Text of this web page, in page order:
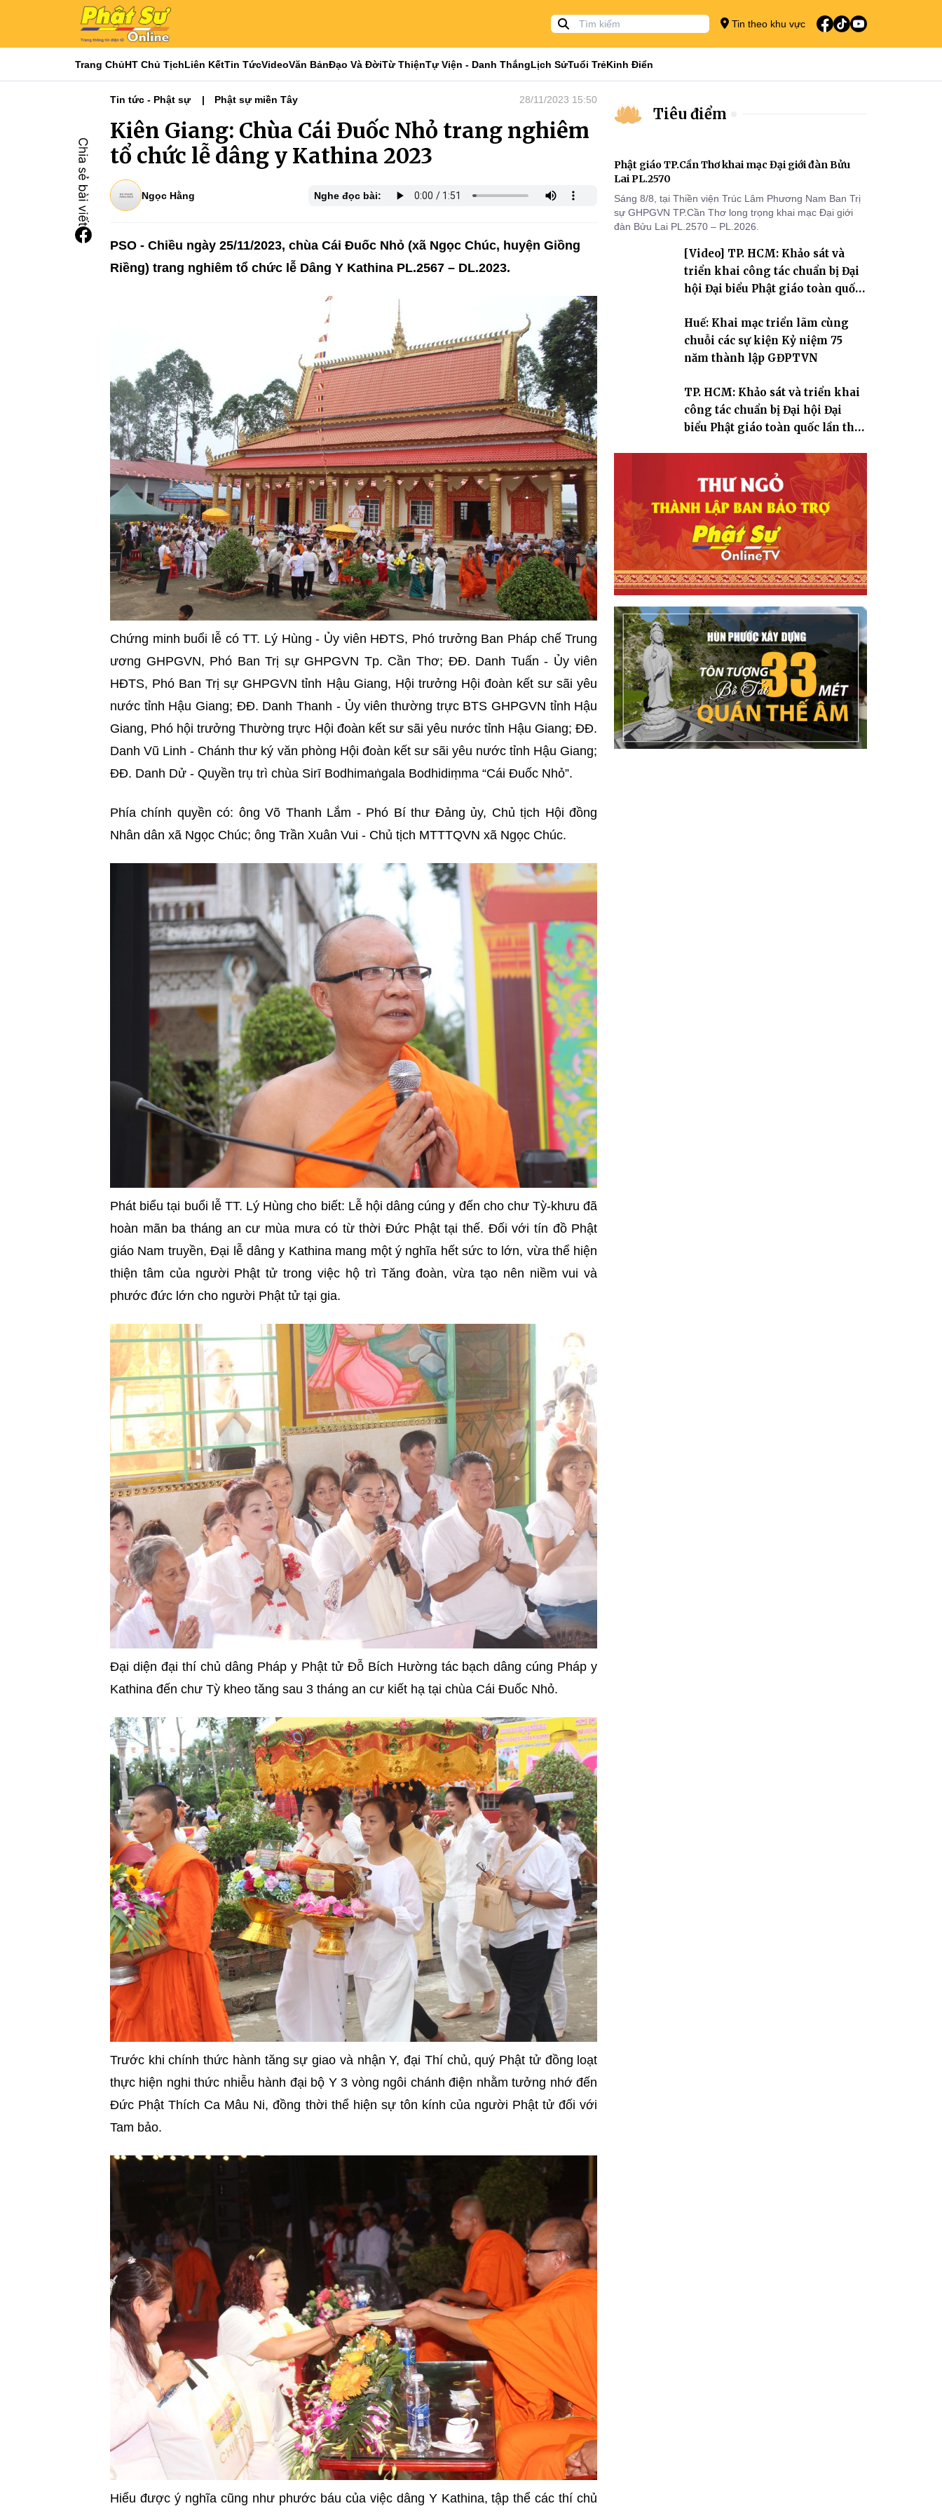
Tin theo khu vực
Trang ChủHT Chủ TịchLiên KếtTin TứcVideoVăn BảnĐạo Và ĐờiTừ ThiệnTự Viện - Danh ThắngLịch SửTuổi TrẻKinh Điển
Tin tức - Phật sự Phật sự miền Tây 28/11/2023 15:50
Kiên Giang: Chùa Cái Đuốc Nhỏ trang nghiêm
tổ chức lễ dâng y Kathina 2023
Ngọc Hằng Nghe đọc bài:
PSO - Chiều ngày 25/11/2023, chùa Cái Đuốc Nhỏ (xã Ngọc Chúc, huyện Giồng
Riềng) trang nghiêm tổ chức lễ Dâng Y Kathina PL.2567 – DL.2023.
Chứng minh buổi lễ cóTT. Lý Hùng - Ủy viên HĐTS, Phó trưởng Ban Pháp chế Trung
ương GHPGVN, Phó Ban Trị sự GHPGVN Tp. Cần Thơ; ĐĐ. Danh Tuấn - Ủy viên
HĐTS, Phó Ban Trị sự GHPGVN tỉnh Hậu Giang, Hội trưởng Hội đoàn kết sư sãi yêu
nước tỉnh Hậu Giang; ĐĐ. Danh Thanh - Ủy viên thường trực BTS GHPGVN tỉnh Hậu
Giang, Phó hội trưởng Thường trực Hội đoàn kết sư sãi yêu nước tỉnh Hậu Giang; ĐĐ.
Danh Vũ Linh - Chánh thư ký văn phòng Hội đoàn kết sư sãi yêu nước tỉnh Hậu Giang;
ĐĐ. Danh Dử - Quyền trụ trì chùa Sirī Bodhimaṅgala Bodhidiṃma “Cái Đuốc Nhỏ”.
Phía chính quyền có: ông Võ Thanh Lắm - Phó Bí thư Đảng ủy, Chủ tịch Hội đồng
Nhân dân xã Ngọc Chúc; ông Trần Xuân Vui - Chủ tịch MTTTQVN xã Ngọc Chúc.
Phát biểu tại buổi lễ TT. Lý Hùng cho biết: Lễ hội dâng cúng y đến cho chư Tỳ-khưu đã
hoàn mãn ba tháng an cư mùa mưa có từ thời Đức Phật tại thế. Đối với tín đồ Phật
giáo Nam truyền, Đại lễ dâng y Kathina mang một ý nghĩa hết sức to lớn, vừa thể hiện
thiện tâm của người Phật tử trong việc hộ trì Tăng đoàn, vừa tạo nên niềm vui và
phước đức lớn cho người Phật tử tại gia.
Đại diện đại thí chủ dâng Pháp y Phật tử Đỗ Bích Hường tác bạch dâng cúng Pháp y
Kathina đến chư Tỳ kheo tăng sau 3 tháng an cư kiết hạ tại chùa Cái Đuốc Nhỏ.
Trước khi chính thức hành tăng sự giao và nhận Y, đại Thí chủ, quý Phật tử đồng loạt
thực hiện nghi thức nhiễu hành đại bộ Y 3 vòng ngôi chánh điện nhằm tưởng nhớ đến
Đức Phật Thích Ca Mâu Ni, đồng thời thể hiện sự tôn kính của người Phật tử đối với
Tam bảo.
Hiểu được ý nghĩa cũng như phước báu của việc dâng Y Kathina, tập thể các thí chủ
Tiêu điểm
Phật giáo TP.Cần Thơ khai mạc Đại giới đàn Bửu
Lai PL.2570
Sáng 8/8, tại Thiền viện Trúc Lâm Phương Nam Ban Trị
sự GHPGVN TP.Cần Thơ long trọng khai mạc Đại giới
đàn Bửu Lai PL.2570 – PL.2026.
[Video] TP. HCM: Khảo sát và
triển khai công tác chuẩn bị Đại
hội Đại biểu Phật giáo toàn quốc
Huế: Khai mạc triển lãm cùng
chuỗi các sự kiện Kỷ niệm 75
năm thành lập GĐPTVN
TP. HCM: Khảo sát và triển khai
công tác chuẩn bị Đại hội Đại
biểu Phật giáo toàn quốc lần thứ